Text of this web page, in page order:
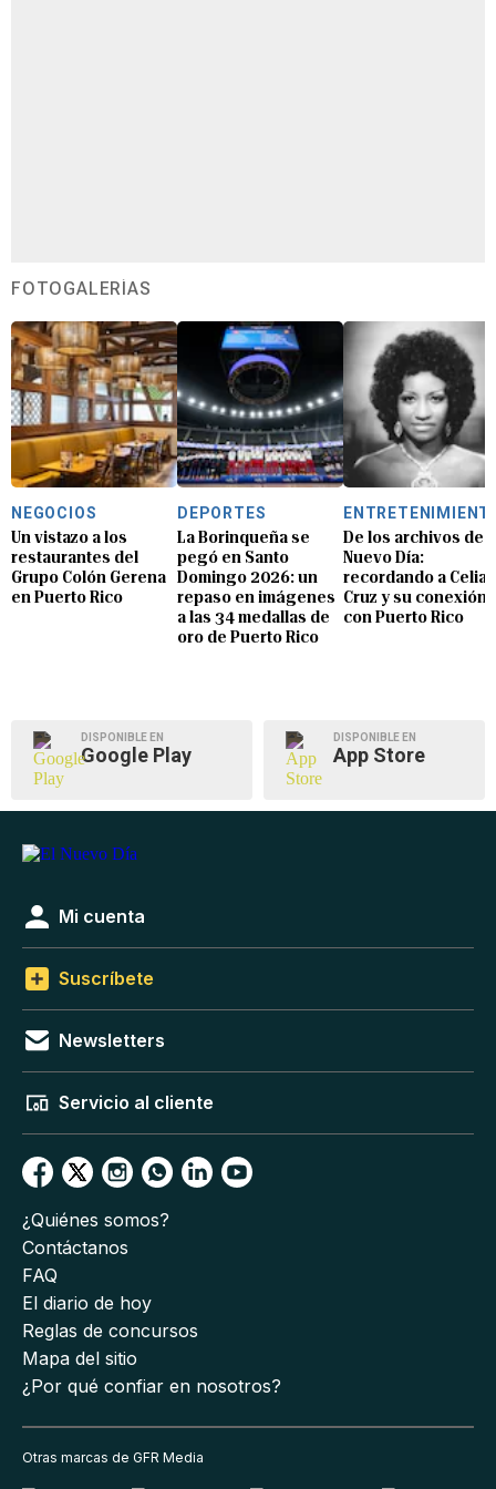
FOTOGALERÍAS
NEGOCIOS
Un vistazo a los
restaurantes del
Grupo Colón Gerena
en Puerto Rico
DEPORTES
La Borinqueña se
pegó en Santo
Domingo 2026: un
repaso en imágenes
a las 34 medallas de
oro de Puerto Rico
De los archivos de
Nuevo Día:
recordando a Celia
Cruz y su conexión
con Puerto Rico
DISPONIBLE EN
Google Play
DISPONIBLE EN
App Store
Mi cuenta
Suscríbete
Newsletters
Servicio al cliente
¿Quiénes somos?
Contáctanos
FAQ
El diario de hoy
Reglas de concursos
Mapa del sitio
¿Por qué confiar en nosotros?
Otras marcas de GFR Media